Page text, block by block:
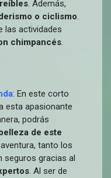
. Además,
o ciclismo.
las actividades
chimpancés.
: En este corto
esta apasionante
podrás
de este
tanto los
seguros gracias al
. Al ser de